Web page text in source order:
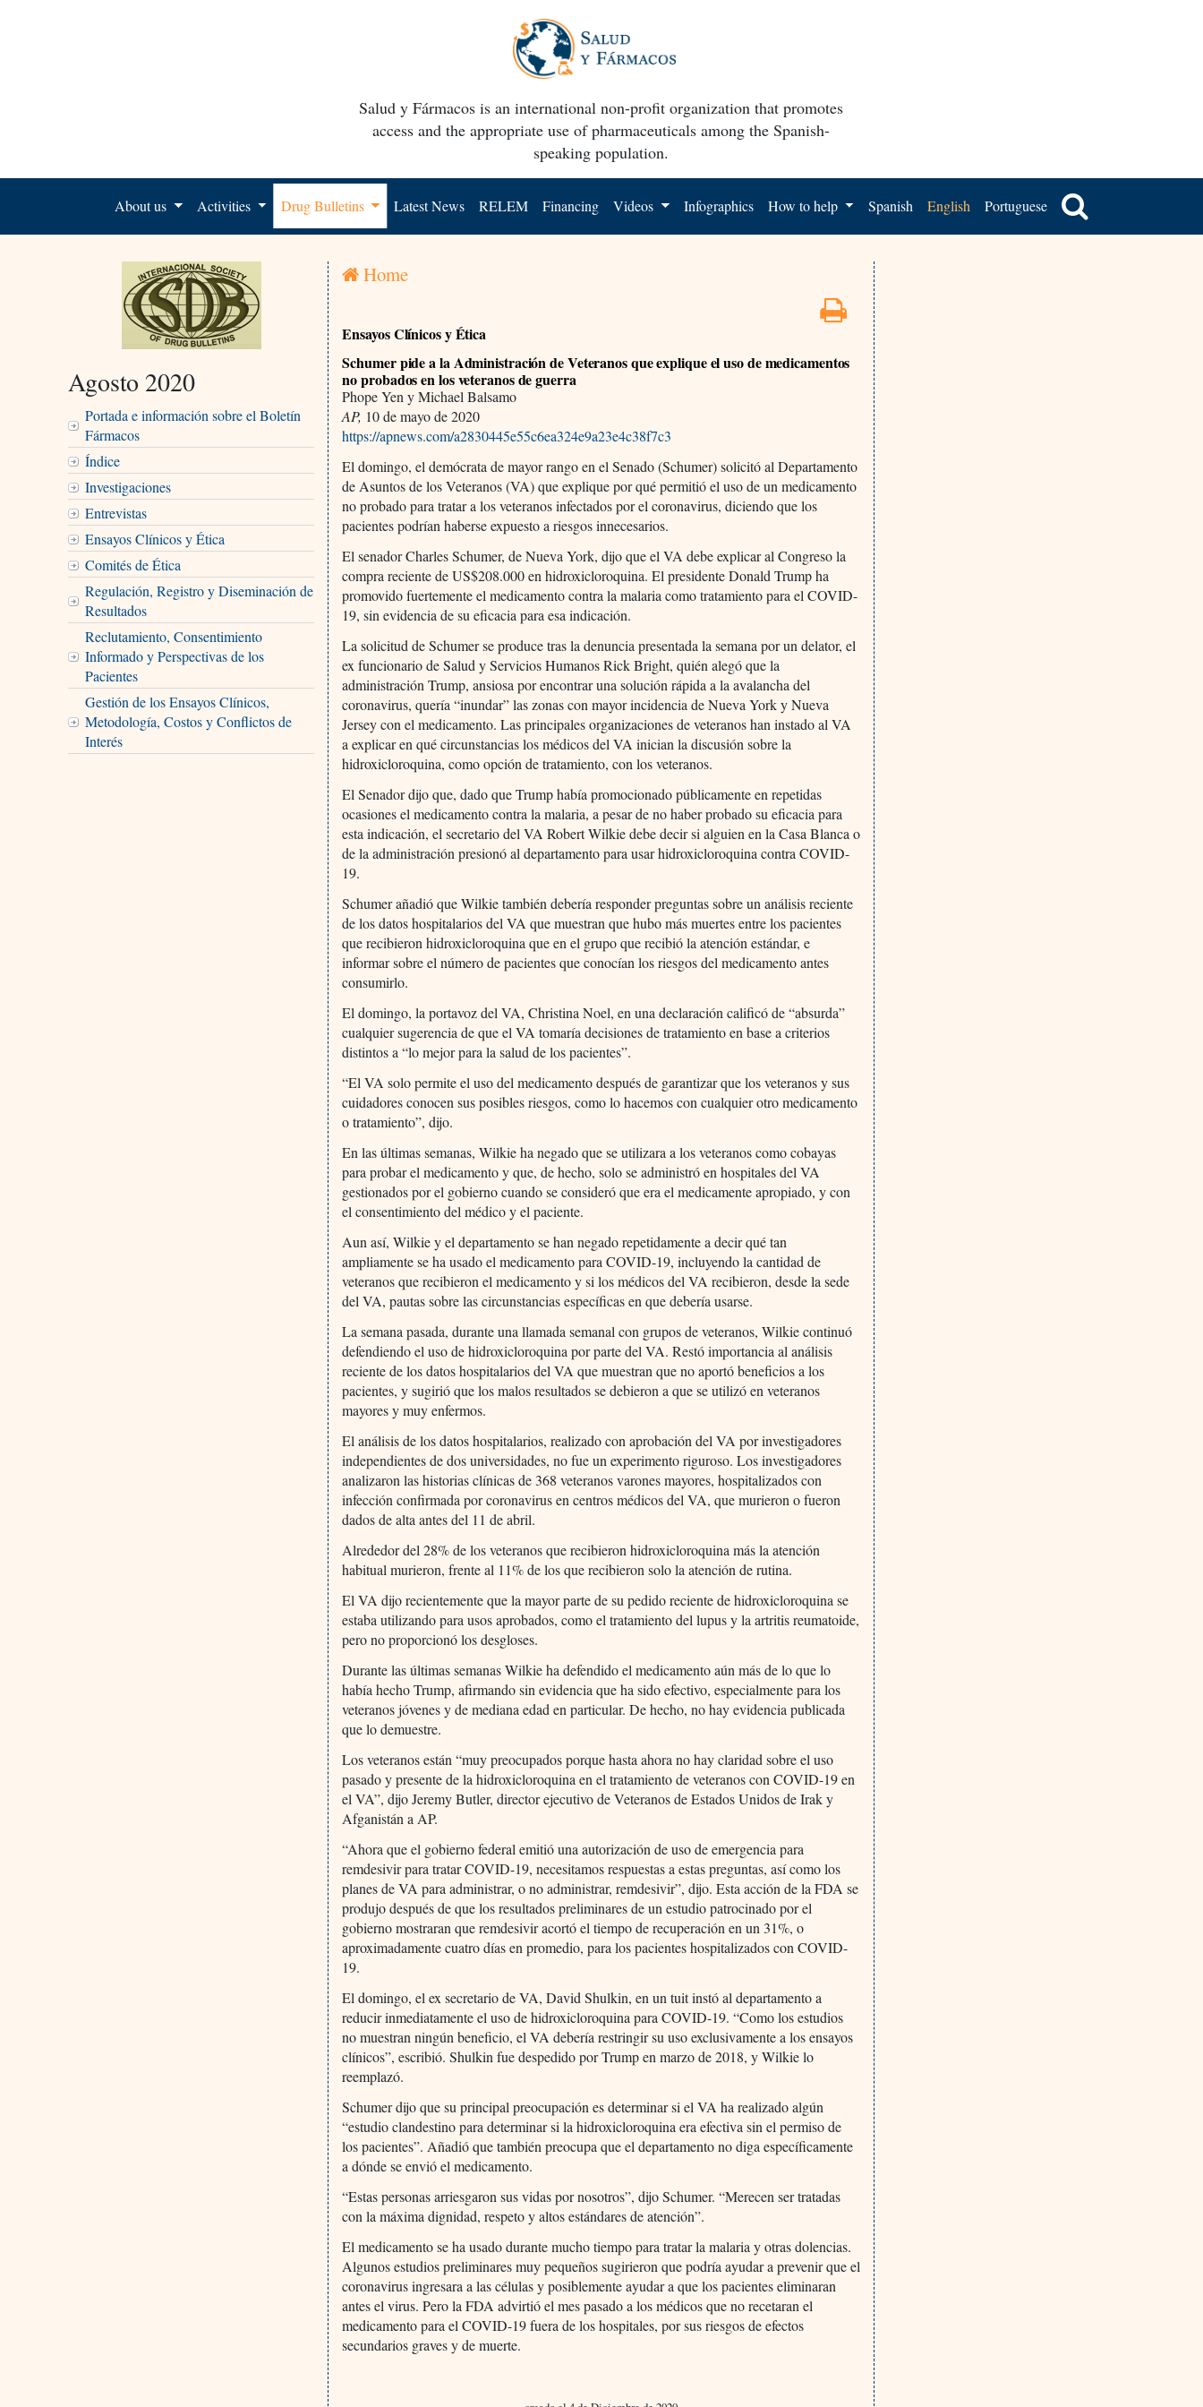
Salud y Fármacos is an international non-profit organization that promotes
access and the appropriate use of pharmaceuticals among the Spanish-
speaking population.
About us Activities Drug Bulletins Latest News RELEM Financing Videos Infographics How to help Spanish English Portuguese
Agosto 2020
Portada e información sobre el Boletín
Fármacos
Índice
Investigaciones
Entrevistas
Ensayos Clínicos y Ética
Comités de Ética
Regulación, Registro y Diseminación de
Resultados
Reclutamiento, Consentimiento
Informado y Perspectivas de los
Pacientes
Gestión de los Ensayos Clínicos,
Metodología, Costos y Conflictos de
Interés
Home
Ensayos Clínicos y Ética
Schumer pide a la Administración de Veteranos que explique el uso de medicamentos
no probados en los veteranos de guerra
Phope Yen y Michael Balsamo
AP, 10 de mayo de 2020
https://apnews.com/a2830445e55c6ea324e9a23e4c38f7c3
El domingo, el demócrata de mayor rango en el Senado (Schumer) solicitó al Departamento
de Asuntos de los Veteranos (VA) que explique por qué permitió el uso de un medicamento
no probado para tratar a los veteranos infectados por el coronavirus, diciendo que los
pacientes podrían haberse expuesto a riesgos innecesarios.
El senador Charles Schumer, de Nueva York, dijo que el VA debe explicar al Congreso la
compra reciente de US$208.000 en hidroxicloroquina. El presidente Donald Trump ha
promovido fuertemente el medicamento contra la malaria como tratamiento para el COVID-
19, sin evidencia de su eficacia para esa indicación.
La solicitud de Schumer se produce tras la denuncia presentada la semana por un delator, el
ex funcionario de Salud y Servicios Humanos Rick Bright, quién alegó que la
administración Trump, ansiosa por encontrar una solución rápida a la avalancha del
coronavirus, quería “inundar” las zonas con mayor incidencia de Nueva York y Nueva
Jersey con el medicamento. Las principales organizaciones de veteranos han instado al VA
a explicar en qué circunstancias los médicos del VA inician la discusión sobre la
hidroxicloroquina, como opción de tratamiento, con los veteranos.
El Senador dijo que, dado que Trump había promocionado públicamente en repetidas
ocasiones el medicamento contra la malaria, a pesar de no haber probado su eficacia para
esta indicación, el secretario del VA Robert Wilkie debe decir si alguien en la Casa Blanca o
de la administración presionó al departamento para usar hidroxicloroquina contra COVID-
19.
Schumer añadió que Wilkie también debería responder preguntas sobre un análisis reciente
de los datos hospitalarios del VA que muestran que hubo más muertes entre los pacientes
que recibieron hidroxicloroquina que en el grupo que recibió la atención estándar, e
informar sobre el número de pacientes que conocían los riesgos del medicamento antes
consumirlo.
El domingo, la portavoz del VA, Christina Noel, en una declaración calificó de “absurda”
cualquier sugerencia de que el VA tomaría decisiones de tratamiento en base a criterios
distintos a “lo mejor para la salud de los pacientes”.
“El VA solo permite el uso del medicamento después de garantizar que los veteranos y sus
cuidadores conocen sus posibles riesgos, como lo hacemos con cualquier otro medicamento
o tratamiento”, dijo.
En las últimas semanas, Wilkie ha negado que se utilizara a los veteranos como cobayas
para probar el medicamento y que, de hecho, solo se administró en hospitales del VA
gestionados por el gobierno cuando se consideró que era el medicamente apropiado, y con
el consentimiento del médico y el paciente.
Aun así, Wilkie y el departamento se han negado repetidamente a decir qué tan
ampliamente se ha usado el medicamento para COVID-19, incluyendo la cantidad de
veteranos que recibieron el medicamento y si los médicos del VA recibieron, desde la sede
del VA, pautas sobre las circunstancias específicas en que debería usarse.
La semana pasada, durante una llamada semanal con grupos de veteranos, Wilkie continuó
defendiendo el uso de hidroxicloroquina por parte del VA. Restó importancia al análisis
reciente de los datos hospitalarios del VA que muestran que no aportó beneficios a los
pacientes, y sugirió que los malos resultados se debieron a que se utilizó en veteranos
mayores y muy enfermos.
El análisis de los datos hospitalarios, realizado con aprobación del VA por investigadores
independientes de dos universidades, no fue un experimento riguroso. Los investigadores
analizaron las historias clínicas de 368 veteranos varones mayores, hospitalizados con
infección confirmada por coronavirus en centros médicos del VA, que murieron o fueron
dados de alta antes del 11 de abril.
Alrededor del 28% de los veteranos que recibieron hidroxicloroquina más la atención
habitual murieron, frente al 11% de los que recibieron solo la atención de rutina.
El VA dijo recientemente que la mayor parte de su pedido reciente de hidroxicloroquina se
estaba utilizando para usos aprobados, como el tratamiento del lupus y la artritis reumatoide,
pero no proporcionó los desgloses.
Durante las últimas semanas Wilkie ha defendido el medicamento aún más de lo que lo
había hecho Trump, afirmando sin evidencia que ha sido efectivo, especialmente para los
veteranos jóvenes y de mediana edad en particular. De hecho, no hay evidencia publicada
que lo demuestre.
Los veteranos están “muy preocupados porque hasta ahora no hay claridad sobre el uso
pasado y presente de la hidroxicloroquina en el tratamiento de veteranos con COVID-19 en
el VA”, dijo Jeremy Butler, director ejecutivo de Veteranos de Estados Unidos de Irak y
Afganistán a AP.
“Ahora que el gobierno federal emitió una autorización de uso de emergencia para
remdesivir para tratar COVID-19, necesitamos respuestas a estas preguntas, así como los
planes de VA para administrar, o no administrar, remdesivir”, dijo. Esta acción de la FDA se
produjo después de que los resultados preliminares de un estudio patrocinado por el
gobierno mostraran que remdesivir acortó el tiempo de recuperación en un 31%, o
aproximadamente cuatro días en promedio, para los pacientes hospitalizados con COVID-
19.
El domingo, el ex secretario de VA, David Shulkin, en un tuit instó al departamento a
reducir inmediatamente el uso de hidroxicloroquina para COVID-19. “Como los estudios
no muestran ningún beneficio, el VA debería restringir su uso exclusivamente a los ensayos
clínicos”, escribió. Shulkin fue despedido por Trump en marzo de 2018, y Wilkie lo
reemplazó.
Schumer dijo que su principal preocupación es determinar si el VA ha realizado algún
“estudio clandestino para determinar si la hidroxicloroquina era efectiva sin el permiso de
los pacientes”. Añadió que también preocupa que el departamento no diga específicamente
a dónde se envió el medicamento.
“Estas personas arriesgaron sus vidas por nosotros”, dijo Schumer. “Merecen ser tratadas
con la máxima dignidad, respeto y altos estándares de atención”.
El medicamento se ha usado durante mucho tiempo para tratar la malaria y otras dolencias.
Algunos estudios preliminares muy pequeños sugirieron que podría ayudar a prevenir que el
coronavirus ingresara a las células y posiblemente ayudar a que los pacientes eliminaran
antes el virus. Pero la FDA advirtió el mes pasado a los médicos que no recetaran el
medicamento para el COVID-19 fuera de los hospitales, por sus riesgos de efectos
secundarios graves y de muerte.